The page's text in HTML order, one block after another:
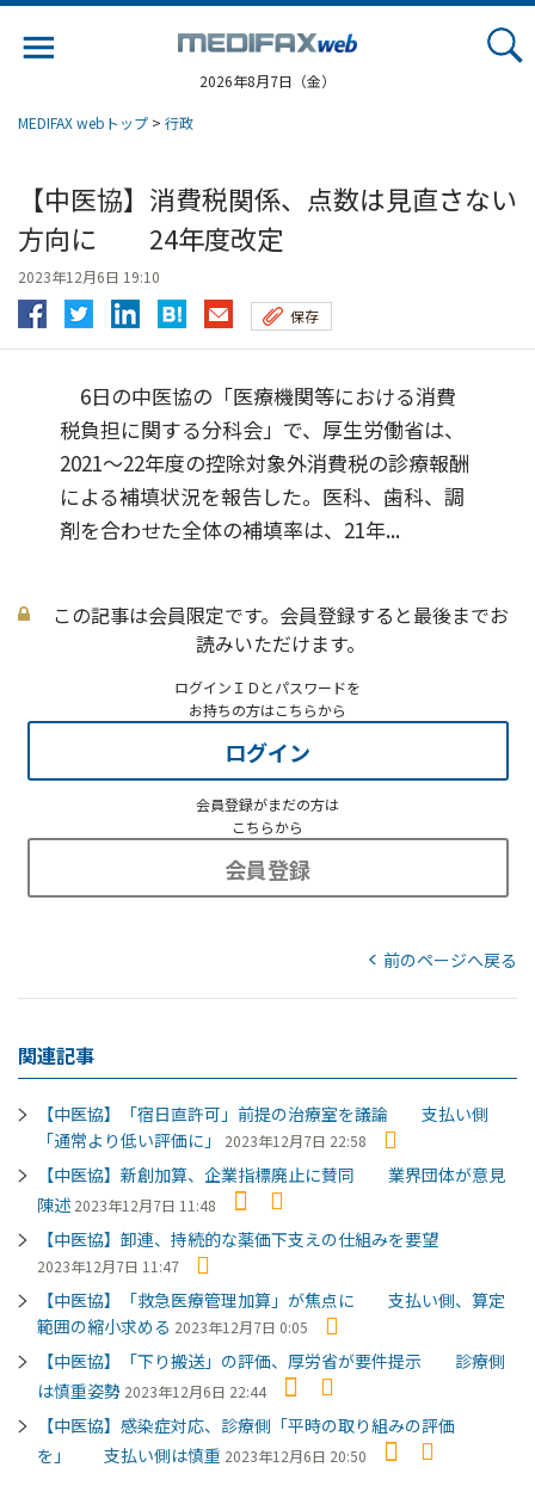
2026年8月7日（金）
MEDIFAX webトップ > 行政
【中医協】消費税関係、点数は見直さない
方向に 24年度改定
2023年12月6日 19:10
保存
6日の中医協の「医療機関等における消費
税負担に関する分科会」で、厚生労働省は、
2021～22年度の控除対象外消費税の診療報酬
による補填状況を報告した。医科、歯科、調
剤を合わせた全体の補填率は、21年...
この記事は会員限定です。会員登録すると最後までお
読みいただけます。
ログインＩＤとパスワードを
お持ちの方はこちらから
ログイン
会員登録がまだの方は
こちらから
会員登録
前のページへ戻る
関連記事
【中医協】「宿日直許可」前提の治療室を議論 支払い側
「通常より低い評価に」
2023年12月7日 22:58
【中医協】新創加算、企業指標廃止に賛同 業界団体が意見
陳述 2023年12月7日 11:48
【中医協】卸連、持続的な薬価下支えの仕組みを要望
2023年12月7日 11:47
【中医協】「救急医療管理加算」が焦点に 支払い側、算定
範囲の縮小求める 2023年12月7日 0:05
【中医協】「下り搬送」の評価、厚労省が要件提示 診療側
は慎重姿勢 2023年12月6日 22:44
【中医協】感染症対応、診療側「平時の取り組みの評価
を」 支払い側は慎重 2023年12月6日 20:50